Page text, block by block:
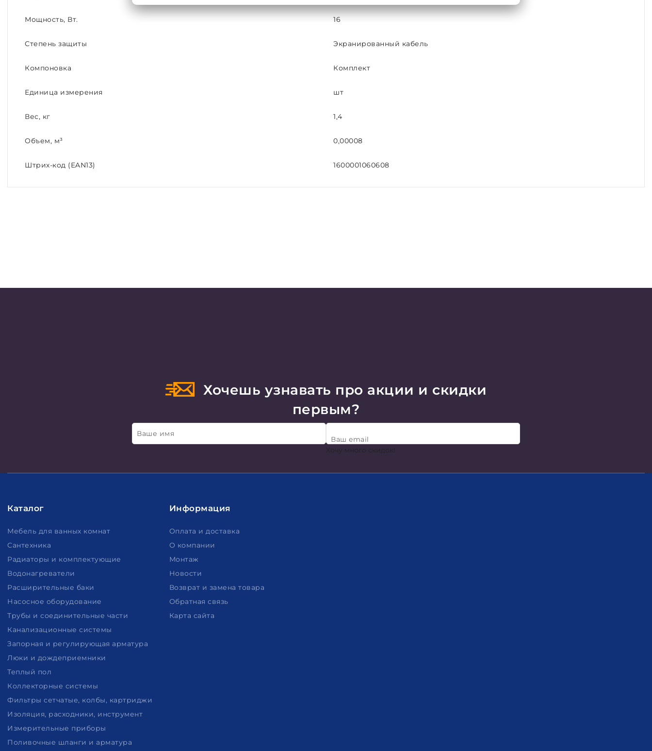
Мощность, Вт. 16
Степень защиты Экранированный кабель
Компоновка Комплект
Единица измерения шт
Вес, кг 1,4
Объем, м³ 0,00008
Штрих-код (EAN13) 1600001060608
Хочешь узнавать про акции и скидки
первым?
Ваше имя
Ваш email
Хочу много скидок!
Каталог
Мебель для ванных комнат
Сантехника
Радиаторы и комплектующие
Водонагреватели
Расширительные баки
Насосное оборудование
Трубы и соединительные части
Канализационные системы
Запорная и регулирующая арматура
Люки и дождеприемники
Теплый пол
Коллекторные системы
Фильтры сетчатые, колбы, картриджи
Изоляция, расходники, инструмент
Измерительные приборы
Поливочные шланги и арматура
Информация
Оплата и доставка
О компании
Монтаж
Новости
Возврат и замена товара
Обратная связь
Карта сайта